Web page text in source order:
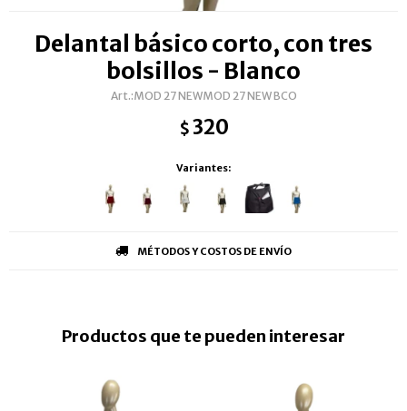
Delantal básico corto, con tres
bolsillos - Blanco
MOD 27 NEWMOD 27 NEW BCO
$320
Variantes:
MÉTODOS Y COSTOS DE ENVÍO
Productos que te pueden interesar